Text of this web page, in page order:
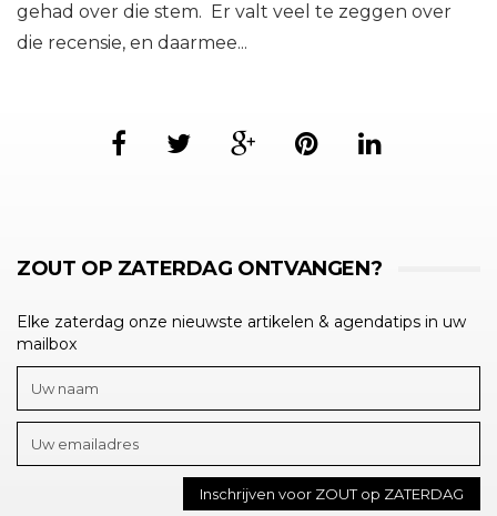
gehad over die stem. Er valt veel te zeggen over
die recensie, en daarmee...
ZOUT OP ZATERDAG ONTVANGEN?
Elke zaterdag onze nieuwste artikelen & agendatips in uw
mailbox